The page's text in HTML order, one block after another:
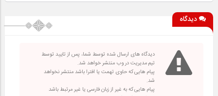
دیدگاه
دیدگاه های ارسال شده توسط شما، پس از تایید توسط
تیم مدیریت در وب منتشر خواهد شد.
پیام هایی که حاوی تهمت یا افترا باشد منتشر نخواهد
شد.
پیام هایی که به غیر از زبان فارسی یا غیر مرتبط باشد